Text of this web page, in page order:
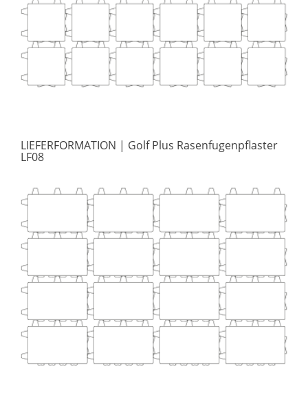
LIEFERFORMATION | Golf Plus Rasenfugenpflaster
LF08